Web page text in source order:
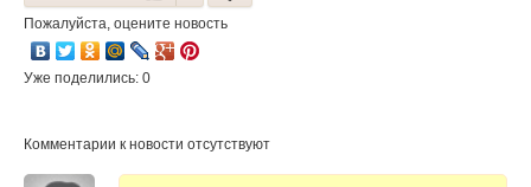
Пожалуйста, оцените новость
Уже поделились: 0
Комментарии к новости отсутствуют